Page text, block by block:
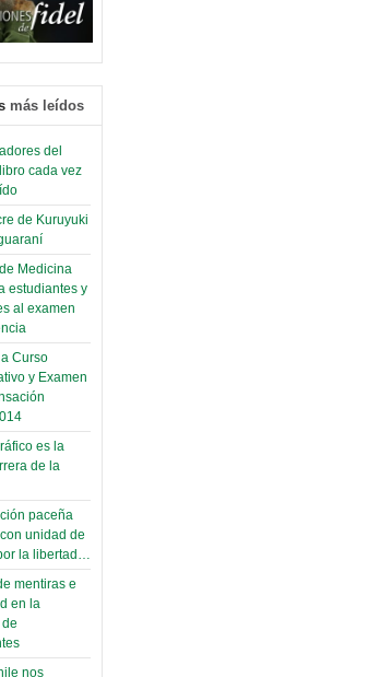
más leídos
del
cada vez
de Kuruyuki
Medicina
estudiantes y
al examen
Curso
y Examen
es la
de la
paceña
unidad de
la libertad…
mentiras e
en la
nos